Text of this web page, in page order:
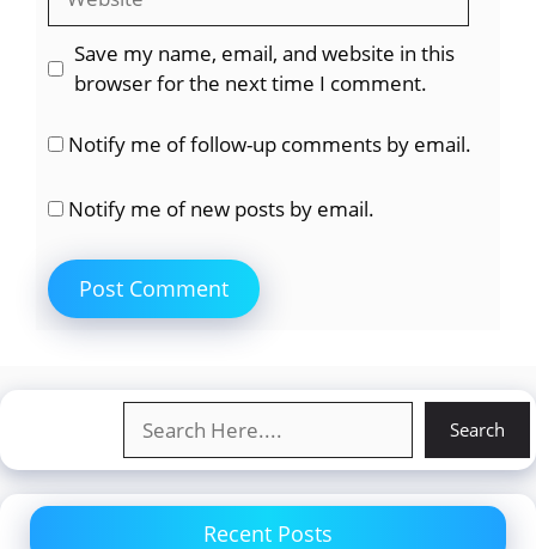
Save my name, email, and website in this
browser for the next time I comment.
Notify me of follow-up comments by email.
Notify me of new posts by email.
Search
Recent Posts